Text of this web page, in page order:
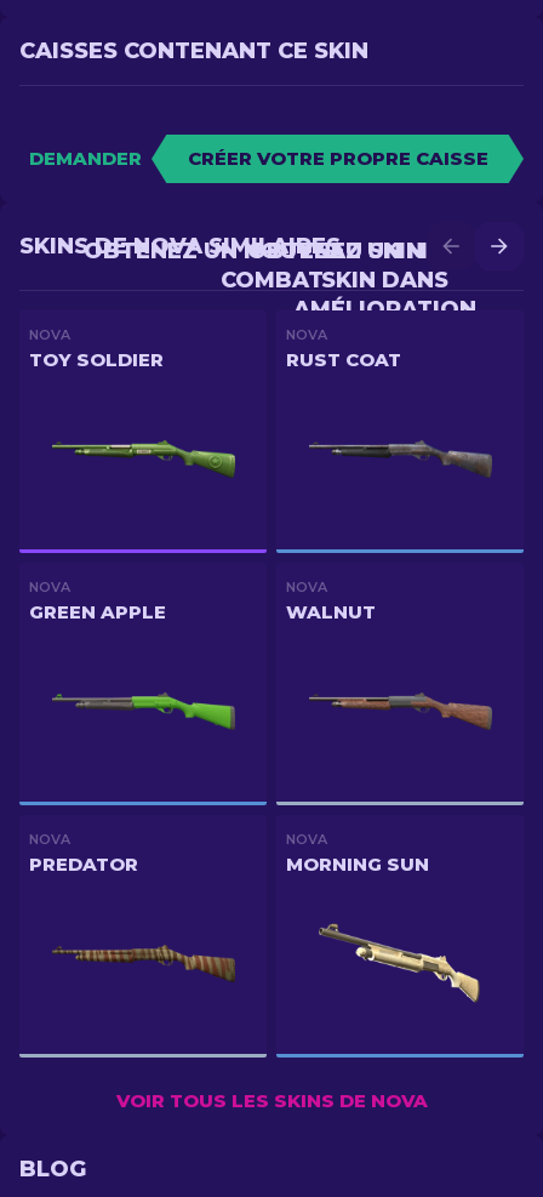
CAISSES CONTENANT CE SKIN
DEMANDER CRÉER VOTRE PROPRE CAISSE
OBTENEZ UN MEILLEUR
SKIN DANS
AMÉLIORATION
OBTENEZ UN NOUVEAU SKIN EN
COMBAT
SKINS DE NOVA SIMILAIRES
NOVA
TOY SOLDIER
NOVA
RUST COAT
NOVA
GREEN APPLE
NOVA
WALNUT
NOVA
PREDATOR
NOVA
MORNING SUN
VOIR TOUS LES SKINS DE NOVA
BLOG